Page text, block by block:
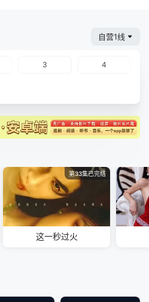
自营1线
3 4
第33集已完结
这一秒过火